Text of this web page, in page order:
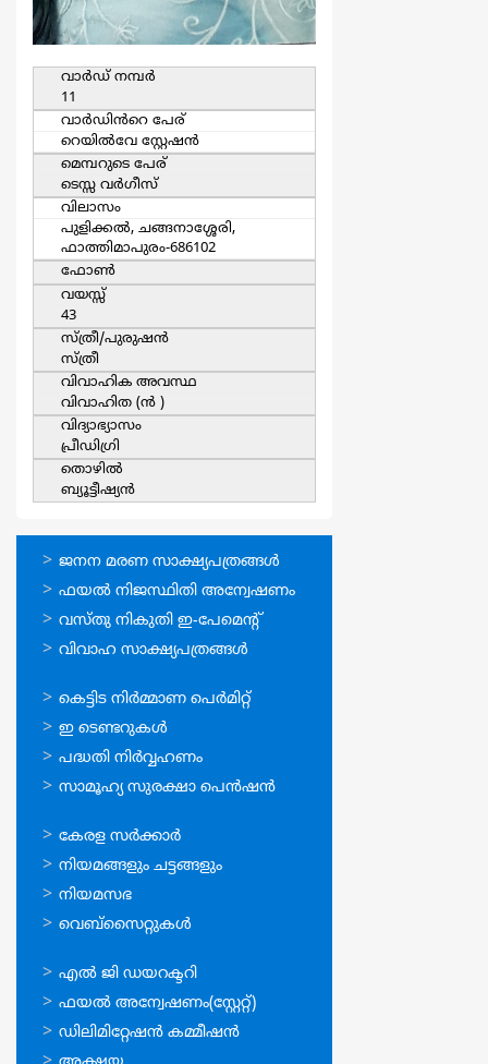
വാര്‍ഡ്‌ നമ്പര്‍
11
വാര്‍ഡിൻറെ പേര്
റെയില്‍വേ സ്റ്റേഷന്‍
മെമ്പറുടെ പേര്
ടെസ്സ വര്‍ഗീസ്
വിലാസം
പുളിക്കല്‍, ചങ്ങനാശ്ശേരി,
ഫാത്തിമാപുരം-686102
ഫോൺ
വയസ്സ്
43
സ്ത്രീ/പുരുഷന്‍
സ്ത്രീ
വിവാഹിക അവസ്ഥ
വിവാഹിത (ന്‍ )
വിദ്യാഭ്യാസം
പ്രീഡിഗ്രി
തൊഴില്‍
ബ്യൂട്ടീഷ്യന്‍
ഓണ്‍ലൈന്‍
സേവനങ്ങള്‍
ജനന മരണ സാക്ഷ്യപത്രങ്ങള്‍
ഫയല്‍ നിജസ്ഥിതി അന്വേഷണം
വസ്തു നികുതി ഇ-പേമെന്റ്
വിവാഹ സാക്ഷ്യപത്രങ്ങള്‍
ഓണ്‍ലൈന്‍
സേവനങ്ങള്‍
കെട്ടിട നിര്‍മ്മാണ പെര്‍മിറ്റ്‌
ഇ ടെണ്ടറുകള്‍
പദ്ധതി നിര്‍വ്വഹണം
സാമൂഹ്യ സുരക്ഷാ പെന്‍ഷന്‍
ഉപയോഗപ്രദമായ
കണ്ണികള്‍
കേരള സര്‍ക്കാര്‍
നിയമങ്ങളും ചട്ടങ്ങളും
നിയമസഭ
വെബ്സൈറ്റുകള്‍
ഉപയോഗപ്രദമായ
കണ്ണികള്‍
എല്‍ ജി ഡയറക്ടറി
ഫയല്‍ അന്വേഷണം(സ്റ്റേറ്റ്)
ഡിലിമിറ്റേഷന്‍ കമ്മീഷന്‍